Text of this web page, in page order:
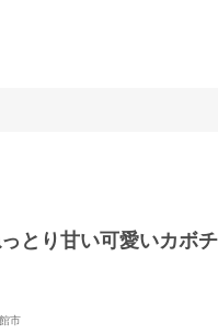
とり甘い可愛いカボ
市